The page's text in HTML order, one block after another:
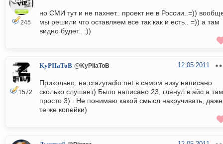
245
но СМИ тут и не пахнет.. проект не в России..=))
мы решили что оставляем все так как и есть.. =)) а там
видно будет.. :))
1572
KyPIIaToB @KyPIIaToB 12.05.2011
Прикольно, на crazyradio.net в самом низу написано
сколько слушает) Было написано 23, глянул в айс а там
просто 3) . Не понимаю какой смысл накручивать, даже
те же копейки)